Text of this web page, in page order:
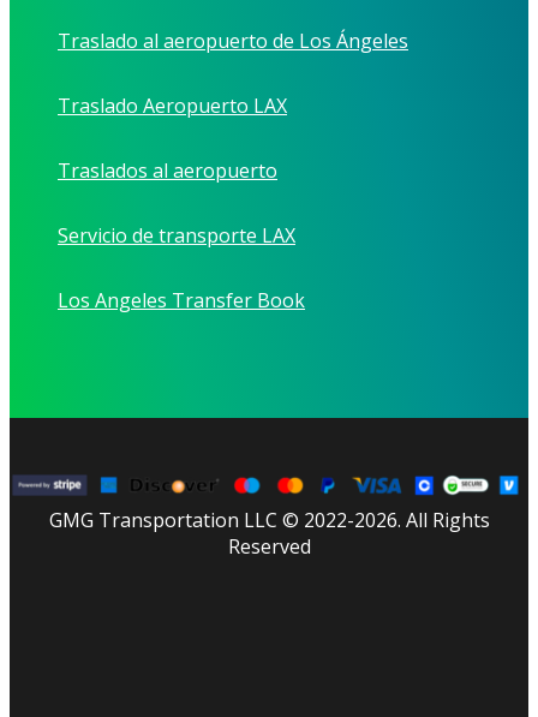
Traslado al aeropuerto de Los Ángeles
Traslado Aeropuerto LAX
Traslados al aeropuerto
Servicio de transporte LAX
Los Angeles Transfer Book
GMG Transportation LLC © 2022-2026. All Rights
Reserved